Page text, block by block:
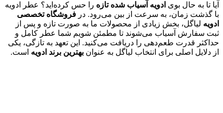
آیا تا به حال بوی ادویه آسیاب شده تازه را حس کرده‌اید؟ عطر ادویه
با گذشت زمان، به سرعت از بین می‌رود. در فروشگاه تخصصی
ادویه لیاگل، بخش زیادی از محصولات ما به صورت تازه و پس از
ثبت سفارش آسیاب می‌شوند تا مطمئن شویم شما عطر کامل و
حداکثر قدرت طعم‌دهی را دریافت می‌کنید. این تعهد به تازگی، یکی
از دلایل اصلی برای انتخاب لیاگل به عنوان بهترین برند ادویه است.